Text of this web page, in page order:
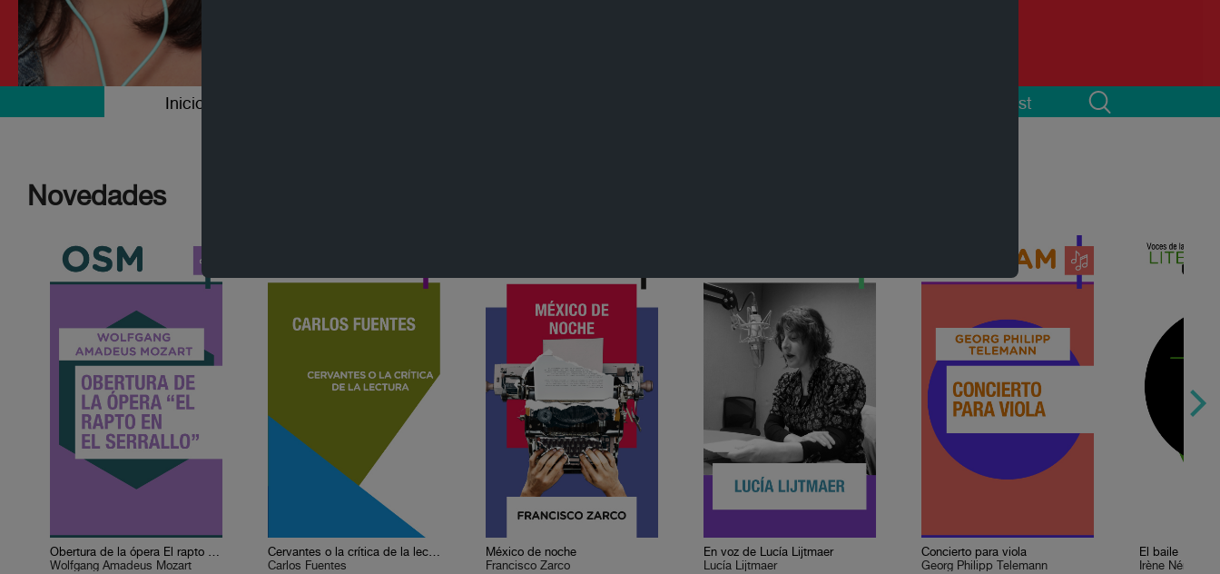
Inicio Podcast
Novedades
Obertura de la ópera El rapto en el serrallo
Wolfgang Amadeus Mozart
Cervantes o la crítica de la lectura
Carlos Fuentes
México de noche
Francisco Zarco
En voz de Lucía Lijtmaer
Lucía Lijtmaer
Concierto para viola
Georg Philipp Telemann
El baile
Irène